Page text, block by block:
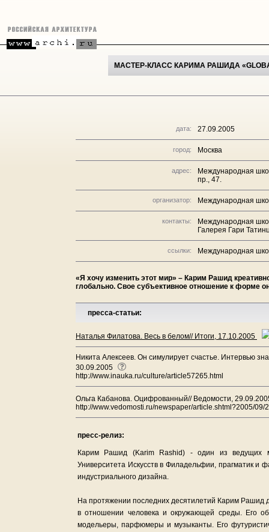
МАСТЕР-КЛАСС КАРИМА РАШИДА
дата: 27.09.2005
город: Москва
адрес:
Международная
пр., 47.
организатор: Международная
контакты:
Международная
Галерея Гари
ссылки: Международная
«Я хочу изменить этот мир» – Карим Рашид
глобально. Свое субъективное отношение к форме
пресса-статьи:
Наталья Филатова. Весь в белом// Итоги, 17.10.2005
Никита Алексеев. Он симулирует счастье. Интервью
30.09.2005
http://www.inauka.ru/culture/article57265.html
Ольга Кабанова. Оцифрованный// Ведомости,
http://www.vedomosti.ru/newspaper/article.shtml?2005/09/
пресс-релиз:
Карим Рашид (Karim Rashid) - один из ведущих
Университета Искусств в Филадельфии, прагматик и
индустриального дизайна.
На протяжении последних десятилетий Карим Рашид
в отношении человека и окружающей среды. Его
модельеры, парфюмеры и музыканты. Его